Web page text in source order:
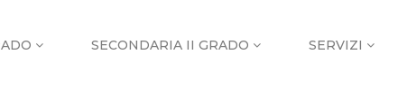
SECONDARIA II GRADO SERVIZI